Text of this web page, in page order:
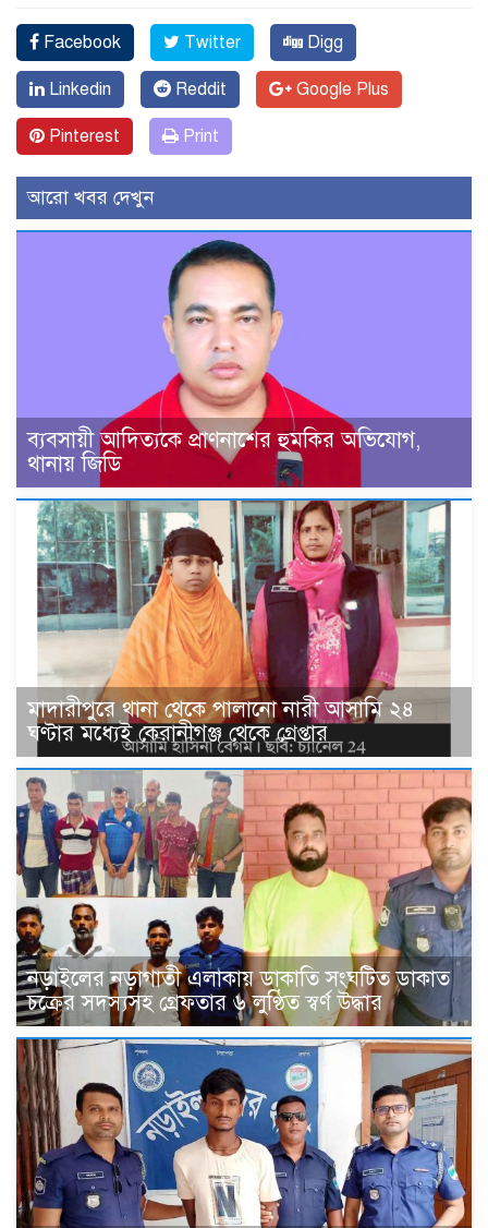
Facebook Twitter Digg
Linkedin Reddit Google Plus
Pinterest Print
আরো খবর দেখুন
ব্যবসায়ী আদিত্যকে প্রাণনাশের হুমকির অভিযোগ,
থানায় জিডি
মাদারীপুরে থানা থেকে পালানো নারী আসামি ২৪
ঘণ্টার মধ্যেই কেরানীগঞ্জ থেকে গ্রেপ্তার
নড়াইলের নড়াগাতী এলাকায় ডাকাতি সংঘটিত ডাকাত
চক্রের সদস্যসহ গ্রেফতার ৬ লুণ্ঠিত স্বর্ণ উদ্ধার